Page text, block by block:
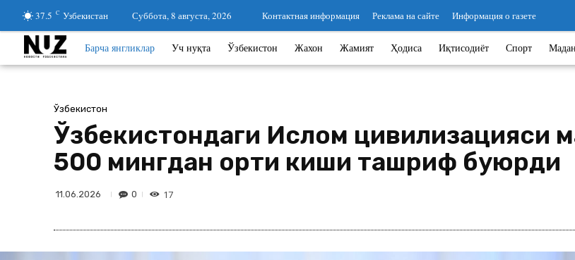
37.5 C Узбекистан Суббота, 8 августа, 2026 Контактная информация Реклама на сайте Информация о газете
Барча янгликлар Уч нуқта Ўзбекистон Жахон Жамият Ҳодиса Иқтисодиёт Спорт
Ўзбекистон
Ўзбекистондаги Ислом цивилизацияси
500 мингдан ортиқ киши ташриф буюрди
11.06.2026 0 17